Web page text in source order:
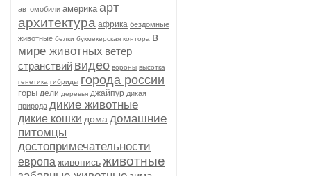
автомобили америка арт
архитектура африка бездомные
животные белки букмекерская контора в
мире животных ветер
странствий видео вороны высотка
генетика гибриды города россии
горы дели деревья джайпур дикая
природа дикие животные
дикие кошки дома домашние
питомцы
достопримечательности
европа живописьживотные